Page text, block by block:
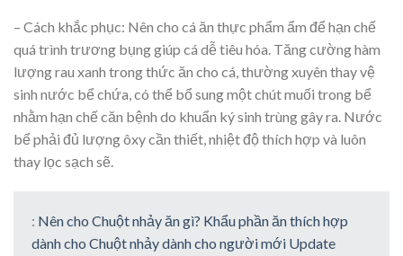
– Cách khắc phục: Nên cho cá ăn thực phẩm ẩm để hạn chế
quá trình trương bụng giúp cá dễ tiêu hóa. Tăng cường hàm
lượng rau xanh trong thức ăn cho cá, thường xuyên thay vệ
sinh nước bể chứa, có thể bổ sung một chút muối trong bể
nhằm hạn chế căn bệnh do khuẩn ký sinh trùng gây ra. Nước
bể phải đủ lượng ôxy cần thiết, nhiệt độ thích hợp và luôn
thay lọc sạch sẽ.
: Nên cho Chuột nhảy ăn gì? Khẩu phần ăn thích hợp
dành cho Chuột nhảy dành cho người mới Update